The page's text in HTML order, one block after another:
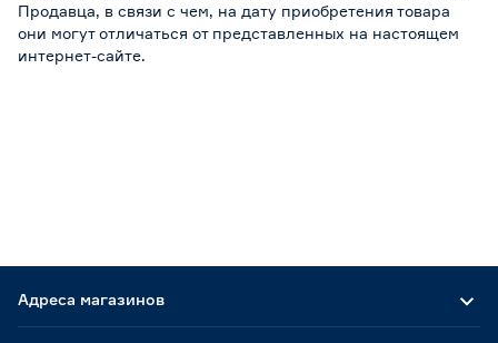
Продавца, в связи с чем, на дату приобретения товара
они могут отличаться от представленных на настоящем
интернет-сайте.
Адреса магазинов